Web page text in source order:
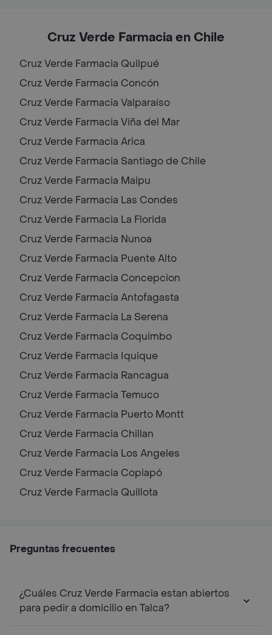
Cruz Verde Farmacia en Chile
Cruz Verde Farmacia Quilpué
Cruz Verde Farmacia Concón
Cruz Verde Farmacia Valparaíso
Cruz Verde Farmacia Viña del Mar
Cruz Verde Farmacia Arica
Cruz Verde Farmacia Santiago de Chile
Cruz Verde Farmacia Maipu
Cruz Verde Farmacia Las Condes
Cruz Verde Farmacia La Florida
Cruz Verde Farmacia Nunoa
Cruz Verde Farmacia Puente Alto
Cruz Verde Farmacia Concepcion
Cruz Verde Farmacia Antofagasta
Cruz Verde Farmacia La Serena
Cruz Verde Farmacia Coquimbo
Cruz Verde Farmacia Iquique
Cruz Verde Farmacia Rancagua
Cruz Verde Farmacia Temuco
Cruz Verde Farmacia Puerto Montt
Cruz Verde Farmacia Chillan
Cruz Verde Farmacia Los Angeles
Cruz Verde Farmacia Copiapó
Cruz Verde Farmacia Quillota
Preguntas frecuentes
¿Cuáles Cruz Verde Farmacia estan abiertos
para pedir a domicilio en Talca?